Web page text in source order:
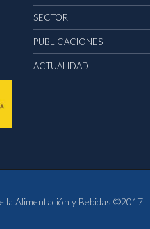
SECTOR
PUBLICACIONES
ACTUALIDAD
la Alimentación y Bebidas ©2017 |